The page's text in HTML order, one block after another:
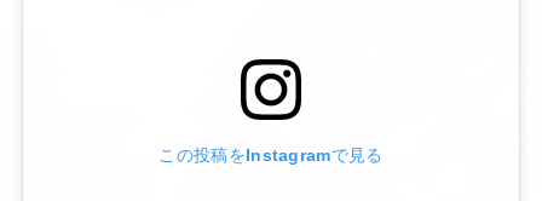
この投稿をInstagramで見る